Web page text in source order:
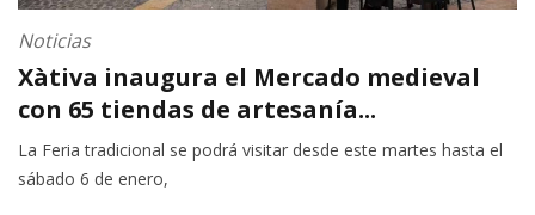
Noticias
Xàtiva inaugura el Mercado medieval
con 65 tiendas de artesanía...
La Feria tradicional se podrá visitar desde este martes hasta el
sábado 6 de enero,